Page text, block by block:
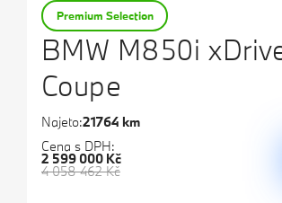
BMW M850i
Coupe
Premium Selection
Najeto:21764 km
Cena s DPH:
4 058 462 Kč
2 599 000 Kč